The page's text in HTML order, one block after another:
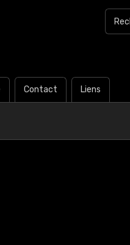
Contact Liens